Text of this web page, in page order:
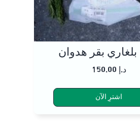
بلغاري بقر هدوان
150.00 د.إ
اشترِ الآن